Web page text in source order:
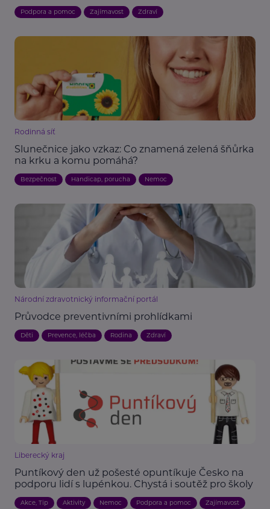
Podpora a pomoc Zajímavost Zdraví
Rodinná síť
Slunečnice jako vzkaz: Co znamená zelená šňůrka
na krku a komu pomáhá?
Bezpečnost Handicap, porucha Nemoc
Národní zdravotnický informační portál
Průvodce preventivními prohlídkami
Děti Prevence, léčba Rodina Zdraví
Liberecký kraj
Puntíkový den už pošesté opuntíkuje Česko na
podporu lidí s lupénkou. Chystá i soutěž pro školy
Akce, Tip Aktivity Nemoc Podpora a pomoc Zajímavost